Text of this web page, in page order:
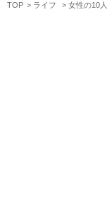
TOP ライフ 女性の10